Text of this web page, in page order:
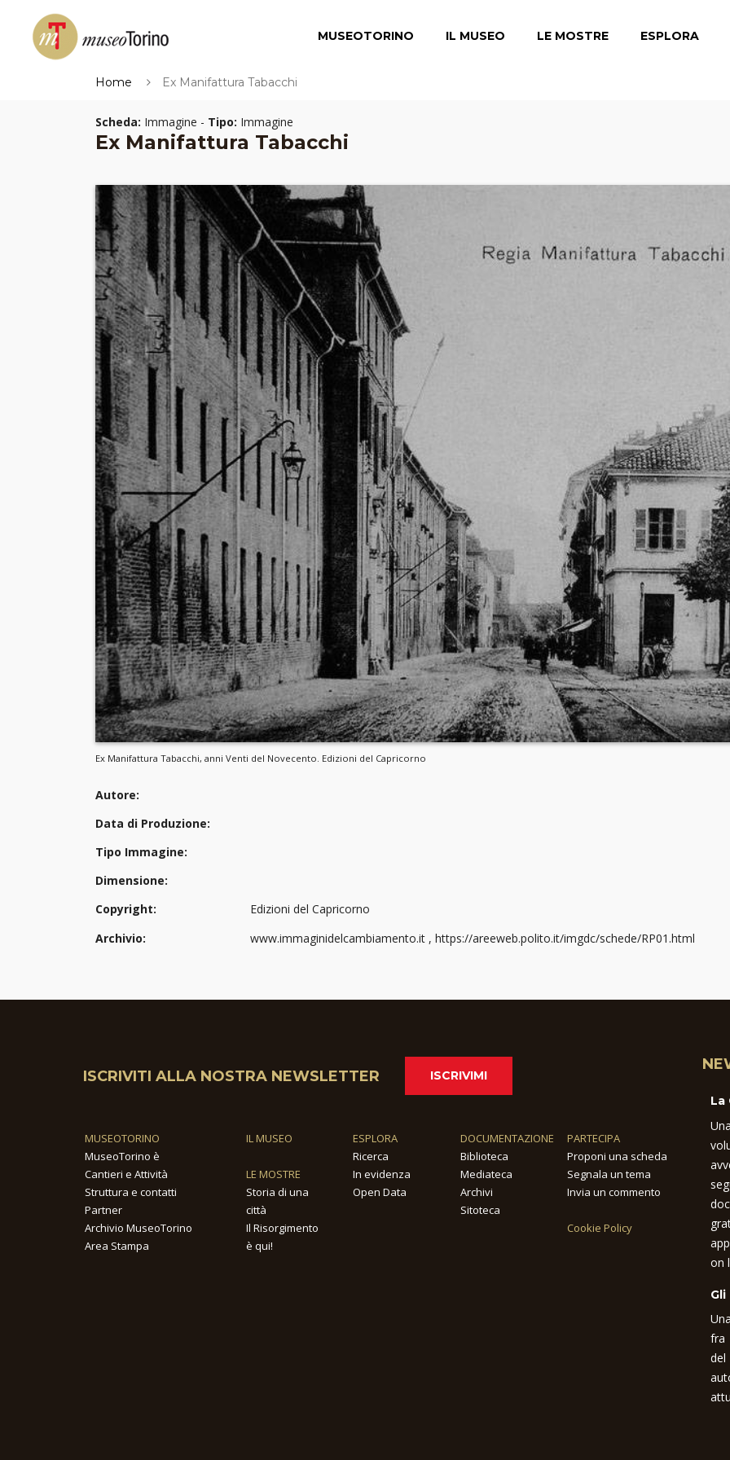
MUSEOTORINO IL MUSEO LE MOSTRE ESPLORA
Home Ex Manifattura Tabacchi
Scheda: Immagine - Tipo: Immagine
Ex Manifattura Tabacchi
Ex Manifattura Tabacchi, anni Venti del Novecento. Edizioni del Capricorno
Autore:
Data di Produzione:
Tipo Immagine:
Dimensione:
Copyright:
Edizioni del Capricorno
Archivio:
www.immaginidelcambiamento.it , https://areeweb.polito.it/imgdc/schede/RP01.html
ISCRIVITI ALLA NOSTRA NEWSLETTER ISCRIVIMI
MUSEOTORINO
MuseoTorino è
Cantieri e Attività
Struttura e contatti
Partner
Archivio MuseoTorino
Area Stampa
IL MUSEO
LE MOSTRE
Storia di una
città
Il Risorgimento
è qui!
ESPLORA
Ricerca
In evidenza
Open Data
DOCUMENTAZIONE
Biblioteca
Mediateca
Archivi
Sitoteca
PARTECIPA
Proponi una scheda
Segnala un tema
Invia un commento
Cookie Policy
La
on
fra
del